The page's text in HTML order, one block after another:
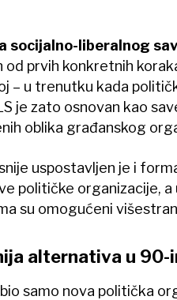
socijalno-liberalnog
od prvih konkretnih
– u trenutku kada
je zato osnovan kao
oblika građanskog
uspostavljen je i
političke organizacije, a
su omogućeni
alternativa u 90-
samo nova politička